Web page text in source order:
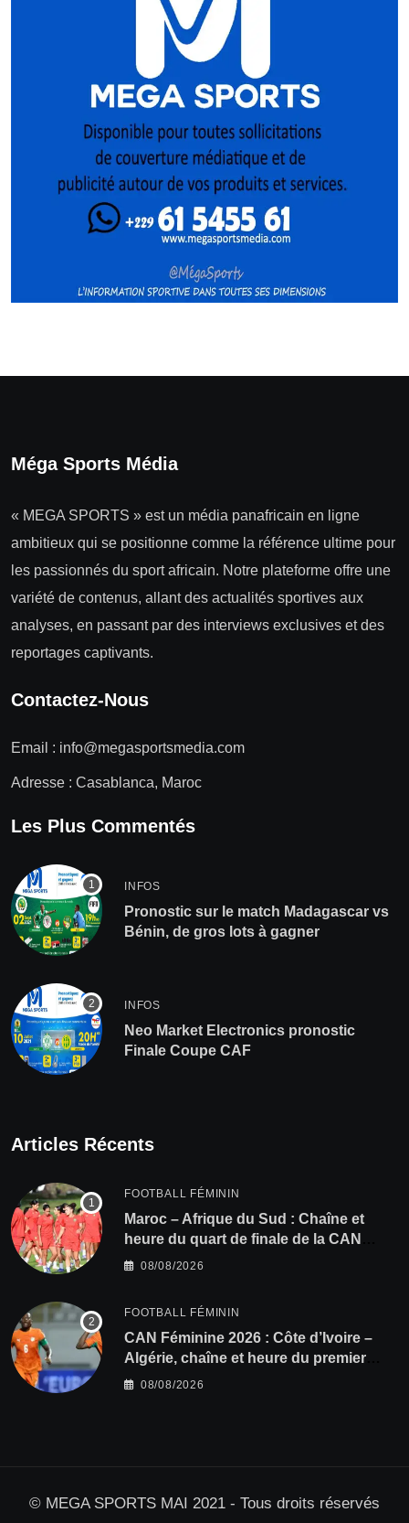
Méga Sports Média
« MEGA SPORTS » est un média panafricain en ligne
ambitieux qui se positionne comme la référence ultime pour
les passionnés du sport africain. Notre plateforme offre une
variété de contenus, allant des actualités sportives aux
analyses, en passant par des interviews exclusives et des
reportages captivants.
Contactez-Nous
Email : info@megasportsmedia.com
Adresse : Casablanca, Maroc
Les Plus Commentés
INFOS
Pronostic sur le match Madagascar vs
Bénin, de gros lots à gagner
INFOS
Neo Market Electronics pronostic
Finale Coupe CAF
Articles Récents
FOOTBALL FÉMININ
Maroc – Afrique du Sud : Chaîne et
heure du quart de finale de la CAN
Féminine 2026
08/08/2026
FOOTBALL FÉMININ
CAN Féminine 2026 : Côte d’Ivoire –
Algérie, chaîne et heure du premier
quart de finale
08/08/2026
© MEGA SPORTS MAI 2021 - Tous droits réservés